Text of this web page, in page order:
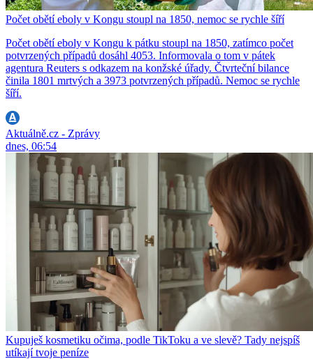
Počet obětí eboly v Kongu stoupl na 1850, nemoc se rychle šíří
Počet obětí eboly v Kongu k pátku stoupl na 1850, zatímco počet
potvrzených případů dosáhl 4053. Informovala o tom v pátek
agentura Reuters s odkazem na konžské úřady. Čtvrteční bilance
činila 1801 mrtvých a 3973 potvrzených případů. Nemoc se rychle
šíří.
Aktuálně.cz - Zprávy
dnes, 06:54
Kupuješ kosmetiku očima, podle TikToku a ve slevě? Tady nejspíš
utíkají tvoje peníze